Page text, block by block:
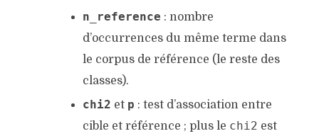
n_reference : nombre
d’occurrences du même terme dans
le corpus de référence (le reste des
classes).
chi2 et p : test d’association entre
cible et référence ; plus le chi2 est